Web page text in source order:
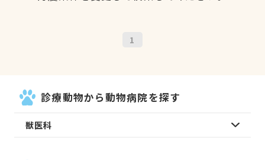
1
診療動物から動物病院を探す
獣医科